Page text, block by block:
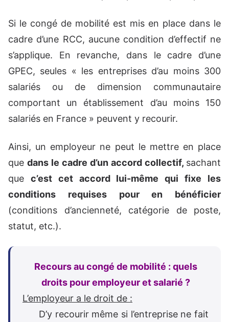
Si le congé de mobilité est mis en place dans le
cadre d’une RCC, aucune condition d’effectif ne
s’applique. En revanche, dans le cadre d’une
GPEC, seules « les entreprises d’au moins 300
salariés ou de dimension communautaire
comportant un établissement d’au moins 150
salariés en France » peuvent y recourir.
Ainsi, un employeur ne peut le mettre en place
que dans le cadre d’un accord collectif, sachant
que c’est cet accord lui-même qui fixe les
conditions requises pour en bénéficier
(conditions d’ancienneté, catégorie de poste,
statut, etc.).
Recours au congé de mobilité : quels
droits pour employeur et salarié ?
L’employeur a le droit de :
D’y recourir même si l’entreprise ne fait